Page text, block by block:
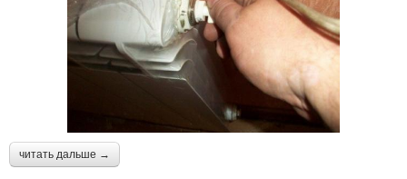
читать дальше →